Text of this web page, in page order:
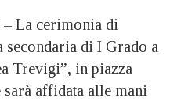
La cerimonia di
secondaria di I Grado a
Trevigi”, in piazza
sarà affidata alle mani